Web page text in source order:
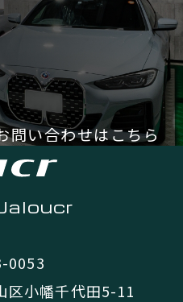
問い合わせはこちら
0053
区小幡千代田5-11